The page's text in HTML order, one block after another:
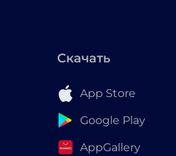
Скачать
App Store
Google Play
AppGallery